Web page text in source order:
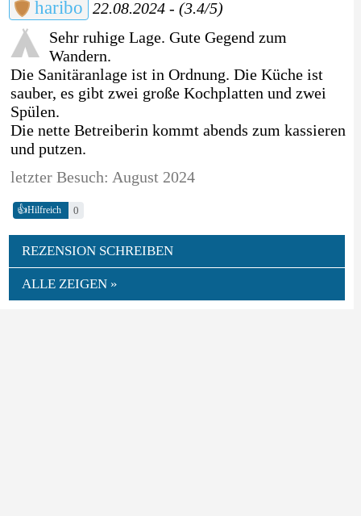
haribo 22.08.2024 - (3.4/5)
Sehr ruhige Lage. Gute Gegend zum
Wandern.
Die Sanitäranlage ist in Ordnung. Die Küche ist
sauber, es gibt zwei große Kochplatten und zwei
Spülen.
Die nette Betreiberin kommt abends zum kassieren
und putzen.
letzter Besuch: August 2024
👍Hilfreich 0
REZENSION SCHREIBEN
ALLE ZEIGEN »